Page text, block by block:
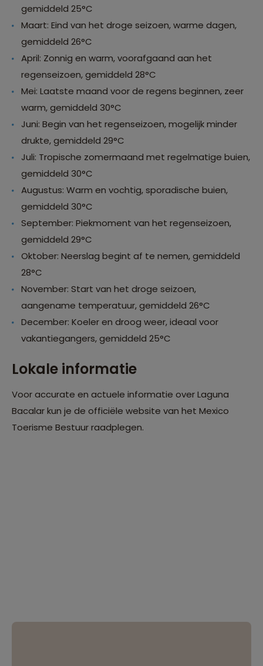
gemiddeld 25°C
Maart: Eind van het droge seizoen, warme dagen,
gemiddeld 26°C
April: Zonnig en warm, voorafgaand aan het
regenseizoen, gemiddeld 28°C
Mei: Laatste maand voor de regens beginnen, zeer
warm, gemiddeld 30°C
Juni: Begin van het regenseizoen, mogelijk minder
drukte, gemiddeld 29°C
Juli: Tropische zomermaand met regelmatige buien,
gemiddeld 30°C
Augustus: Warm en vochtig, sporadische buien,
gemiddeld 30°C
September: Piekmoment van het regenseizoen,
gemiddeld 29°C
Oktober: Neerslag begint af te nemen, gemiddeld
28°C
November: Start van het droge seizoen,
aangename temperatuur, gemiddeld 26°C
December: Koeler en droog weer, ideaal voor
vakantiegangers, gemiddeld 25°C
Lokale informatie
Voor accurate en actuele informatie over Laguna
Bacalar kun je de officiële website van het Mexico
Toerisme Bestuur raadplegen.